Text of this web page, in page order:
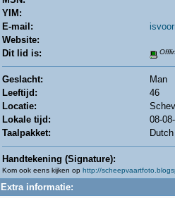
YIM:
E-mail:
Website:
Dit lid is:
Geslacht:
Man
Leeftijd:
46
Locatie:
Lokale tijd:
08-
Taalpakket:
Dutch
Handtekening (Signature):
Kom ook eens kijken op http://
Extra informatie: